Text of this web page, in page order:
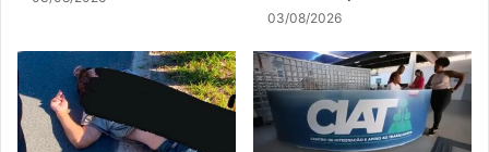
03/08/2026